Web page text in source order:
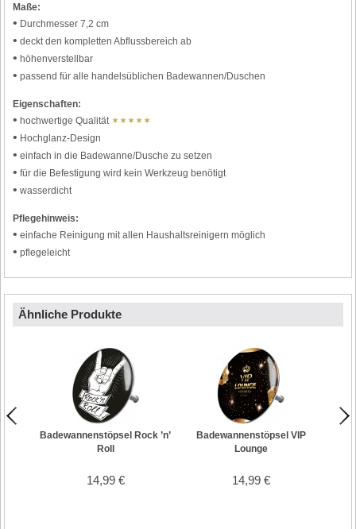
Maße:
• Durchmesser 7,2 cm
• deckt den kompletten Abflussbereich ab
• höhenverstellbar
• passend für alle handelsüblichen Badewannen/Duschen
Eigenschaften:
• hochwertige Qualität ✶✶✶✶✶
• Hochglanz-Design
• einfach in die Badewanne/Dusche zu setzen
• für die Befestigung wird kein Werkzeug benötigt
• wasserdicht
Pflegehinweis:
• einfache Reinigung mit allen Haushaltsreinigern möglich
• pflegeleicht
Ähnliche Produkte
Badewannenstöpsel Rock ’n’
Roll
14,99 €
Badewannenstöpsel VIP
Lounge
14,99 €